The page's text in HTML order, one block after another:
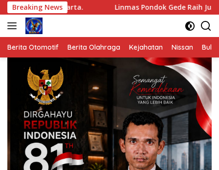
Langsung
ke
konten
Breaking NewsLinmas Pondok Gede Raih Juara III Kota Bekasi
Berita Otomotif Berita Olahraga Kejahatan Nissan